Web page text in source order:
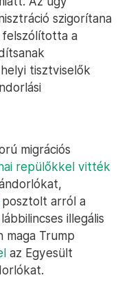
szigorítana
a
tisztviselők
migrációs
repülőkkel vitték
posztolt arról a
illegális
maga Trump
az Egyesült